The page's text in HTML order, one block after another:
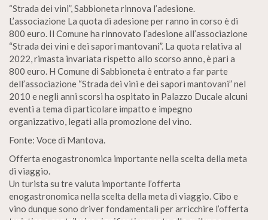
“Strada dei vini”, Sabbioneta rinnova l’adesione.
L’associazione La quota di adesione per ranno in corso è di
800 euro. Il Comune ha rinnovato l’adesione all’associazione
“Strada dei vini e dei sapori mantovani”. La quota relativa al
2022, rimasta invariata rispetto allo scorso anno, è pari a
800 euro. H Comune di Sabbioneta è entrato a far parte
dell’associazione “Strada dei vini e dei sapori mantovani” nel
2010 e negli anni scorsi ha ospitato in Palazzo Ducale alcuni
eventi a tema di particolare impatto e impegno
organizzativo, legati alla promozione del vino.
Fonte: Voce di Mantova.
Offerta enogastronomica importante nella scelta della meta
di viaggio.
Un turista su tre valuta importante l’offerta
enogastronomica nella scelta della meta di viaggio. Cibo e
vino dunque sono driver fondamentali per arricchire l’offerta